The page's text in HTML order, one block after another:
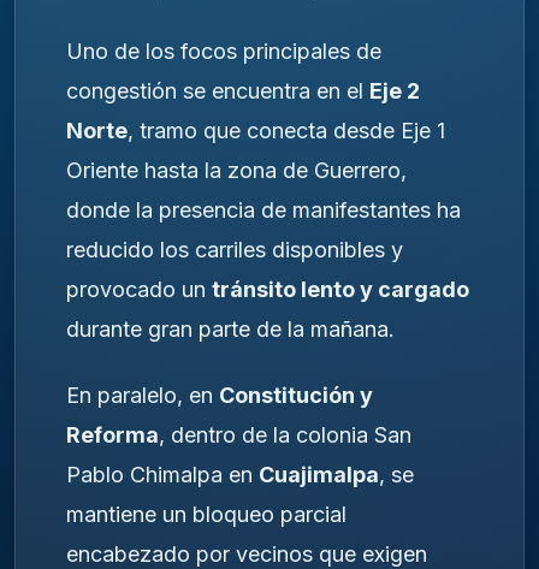
Uno de los focos principales de
congestión se encuentra en el Eje 2
Norte, tramo que conecta desde Eje 1
Oriente hasta la zona de Guerrero,
donde la presencia de manifestantes ha
reducido los carriles disponibles y
provocado un tránsito lento y cargado
durante gran parte de la mañana.
En paralelo, en Constitución y
Reforma, dentro de la colonia San
Pablo Chimalpa en Cuajimalpa, se
mantiene un bloqueo parcial
encabezado por vecinos que exigen